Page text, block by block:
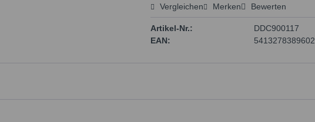
Preis anfragen
Vergleichen Merken Bewerten
Artikel-Nr.:
DDC900117
EAN:
5413278389602